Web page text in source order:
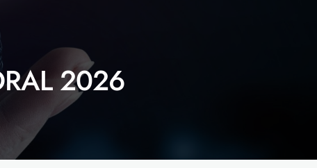
em Pneumologia
de Trabalho
Revisões, Recomendações e Tomadas de Posição
Cuidados Respiratórios Domiciliários
Dispositivos Inalatórios
DPOC
Pneumonia
Tuberculose
2026